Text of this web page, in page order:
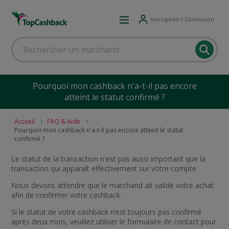
Inscription / Connexion
Pourquoi mon cashback n'a-t-il pas encore
atteint le statut confirmé ?
Accueil
FAQ & Aide
Pourquoi mon cashback n'a-t-il pas encore atteint le statut
confirmé ?
Le statut de la transaction n'est pas aussi important que la
transaction qui apparaît effectivement sur votre compte.
Nous devons attendre que le marchand ait validé votre achat
afin de confirmer votre cashback.
Si le statut de votre cashback n’est toujours pas confirmé
après deux mois, veuillez utiliser le formulaire de contact pour